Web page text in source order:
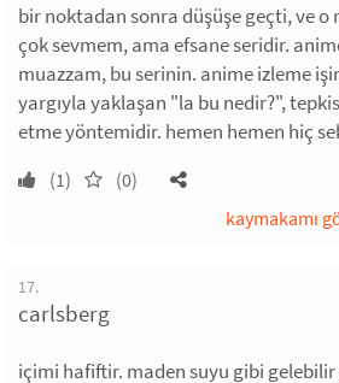
bir noktadan sonra düşüşe geçti, ve o
çok sevmem, ama efsane seridir.
muazzam, bu serinin. anime izleme
yargıyla yaklaşan "la bu nedir?",
etme yöntemidir. hemen hemen hiç
(1) (0)
kaymakamı
17.
carlsberg
içimi hafiftir. maden suyu gibi